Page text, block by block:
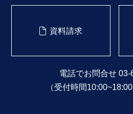
資料請求
電話でお問合せ
（受付時間